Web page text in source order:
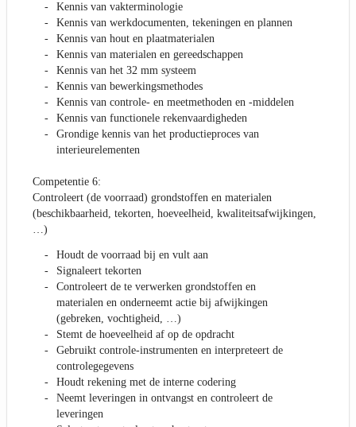
Kennis van vakterminologie
Kennis van werkdocumenten, tekeningen en plannen
Kennis van hout en plaatmaterialen
Kennis van materialen en gereedschappen
Kennis van het 32 mm systeem
Kennis van bewerkingsmethodes
Kennis van controle- en meetmethoden en -middelen
Kennis van functionele rekenvaardigheden
Grondige kennis van het productieproces van
interieurelementen
Competentie 6:
Controleert (de voorraad) grondstoffen en materialen
(beschikbaarheid, tekorten, hoeveelheid, kwaliteitsafwijkingen,
…)
Houdt de voorraad bij en vult aan
Signaleert tekorten
Controleert de te verwerken grondstoffen en
materialen en onderneemt actie bij afwijkingen
(gebreken, vochtigheid, …)
Stemt de hoeveelheid af op de opdracht
Gebruikt controle-instrumenten en interpreteert de
controlegegevens
Houdt rekening met de interne codering
Neemt leveringen in ontvangst en controleert de
leveringen